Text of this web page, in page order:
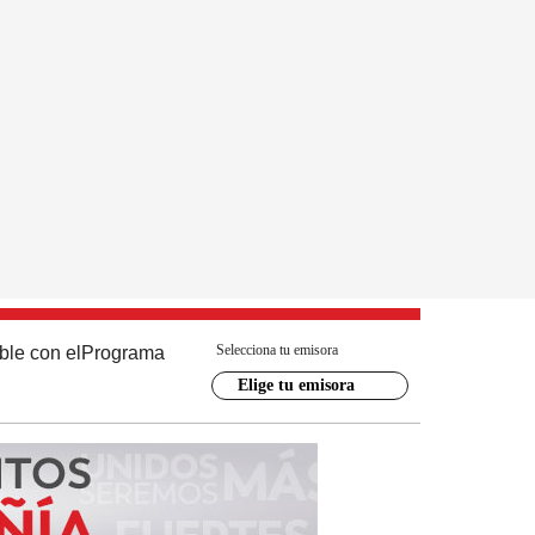
con el Programa Selecciona tu emisora
Elige tu emisora